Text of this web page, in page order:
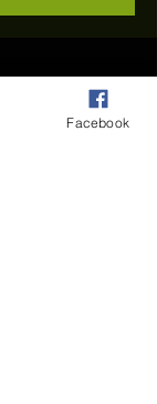
65, 8700 Horsens,
Facebook